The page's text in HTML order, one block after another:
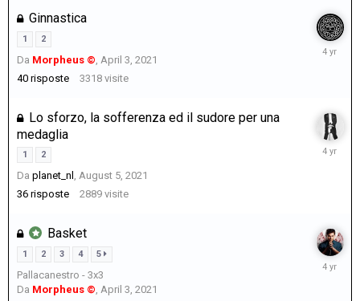
Ginnastica
1 2
Da Morpheus ©, April 3, 2021
40 risposte 3318 visite
August
Lo sforzo, la sofferenza ed il sudore per una
medaglia
1 2
Da planet_nl , August 5, 2021
36 risposte 2889 visite
August
Basket
1 2 3 4 5
Pallacanestro - 3x3
Da Morpheus ©, April 3, 2021
August